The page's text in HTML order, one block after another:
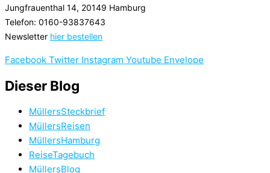
Jungfrauenthal 14, 20149 Hamburg
Telefon: 0160-93837643
Newsletter hier bestellen
Facebook Twitter Instagram Youtube Envelope
Dieser Blog
MüllersSteckbrief
MüllersReisen
MüllersHamburg
ReiseTagebuch
MüllersBlog